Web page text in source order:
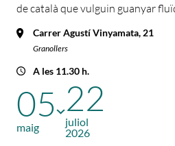
de català que vulguin guanyar
Carrer Agustí Vinyamata, 21
Granollers
A les 11.30 h.
05
maig
22
juliol
2026